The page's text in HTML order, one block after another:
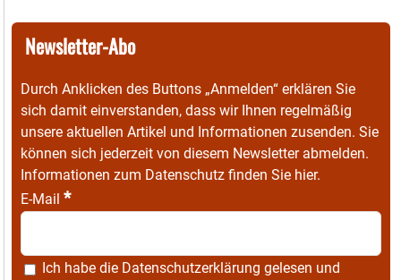
Newsletter-Abo
Durch Anklicken des Buttons „Anmelden“ erklären Sie
sich damit einverstanden, dass wir Ihnen regelmäßig
unsere aktuellen Artikel und Informationen zusenden. Sie
können sich jederzeit von diesem Newsletter abmelden.
Informationen zum Datenschutz finden Sie hier.
E-Mail *
Ich habe die Datenschutzerklärung gelesen und